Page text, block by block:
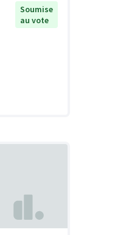
Soumise
au vote